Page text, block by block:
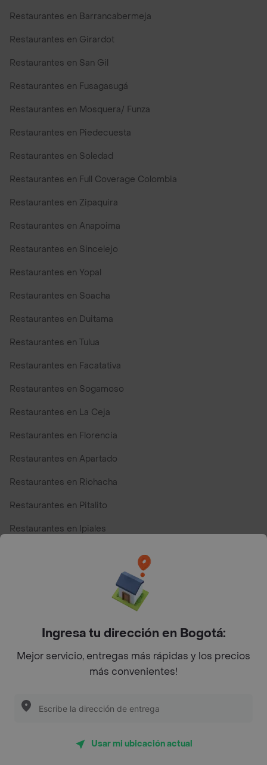
Restaurantes en Barrancabermeja
Restaurantes en Girardot
Restaurantes en San Gil
Restaurantes en Fusagasugá
Restaurantes en Mosquera/ Funza
Restaurantes en Piedecuesta
Restaurantes en Soledad
Restaurantes en Full Coverage Colombia
Restaurantes en Zipaquira
Restaurantes en Anapoima
Restaurantes en Sincelejo
Restaurantes en Yopal
Restaurantes en Soacha
Restaurantes en Duitama
Restaurantes en Tulua
Restaurantes en Facatativa
Restaurantes en Sogamoso
Restaurantes en La Ceja
Restaurantes en Florencia
Restaurantes en Apartado
Restaurantes en Riohacha
Restaurantes en Pitalito
Restaurantes en Ipiales
Top Marcas y Cadenas de Restaurantes
Encuéntranos en estos países
App Store Google play
Restaurantes cerca de mi para pedir Comida a Domicilio -
Ingresa tu dirección en Bogotá:
Mejor servicio, entregas más rápidas y los precios
más convenientes!
Usar mi ubicación actual